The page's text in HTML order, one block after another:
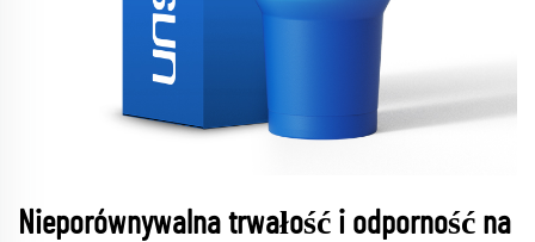
Nieporównywalna trwałość i odporność na